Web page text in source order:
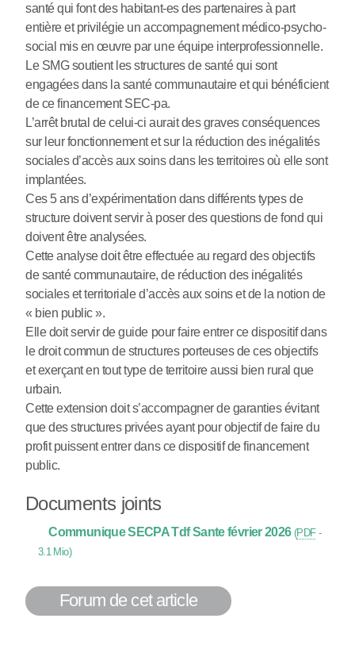
santé qui font des habitant-es des partenaires à part
entière et privilégie un accompagnement médico-psycho-
social mis en œuvre par une équipe interprofessionnelle.
Le SMG soutient les structures de santé qui sont
engagées dans la santé communautaire et qui bénéficient
de ce financement SEC-pa.
L’arrêt brutal de celui-ci aurait des graves conséquences
sur leur fonctionnement et sur la réduction des inégalités
sociales d’accès aux soins dans les territoires où elle sont
implantées.
Ces 5 ans d’expérimentation dans différents types de
structure doivent servir à poser des questions de fond qui
doivent être analysées.
Cette analyse doit être effectuée au regard des objectifs
de santé communautaire, de réduction des inégalités
sociales et territoriale d’accès aux soins et de la notion de
« bien public ».
Elle doit servir de guide pour faire entrer ce dispositif dans
le droit commun de structures porteuses de ces objectifs
et exerçant en tout type de territoire aussi bien rural que
urbain.
Cette extension doit s’accompagner de garanties évitant
que des structures privées ayant pour objectif de faire du
profit puissent entrer dans ce dispositif de financement
public.
Documents joints
Communique SECPA Tdf Sante février 2026 (PDF-
3.1 Mio)
Forum de cet article